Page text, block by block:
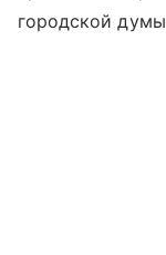
городской